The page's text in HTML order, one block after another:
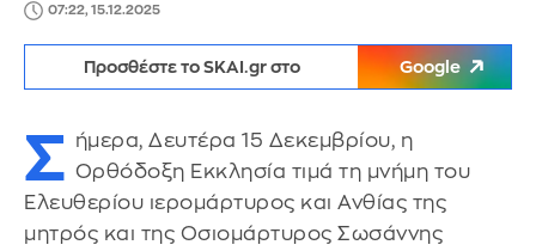
07:22, 15.12.2025
Προσθέστε το SKAI.gr στο Google
Σ ήμερα, Δευτέρα 15 Δεκεμβρίου, η
Ορθόδοξη Εκκλησία τιμά τη μνήμη του
Ελευθερίου ιερομάρτυρος και Ανθίας της
μητρός και της Οσιομάρτυρος Σωσάννης